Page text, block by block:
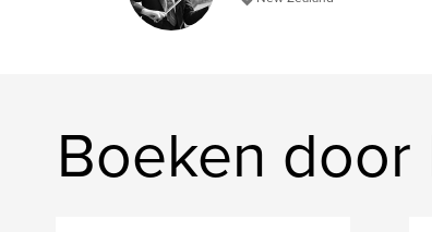
Boeken door